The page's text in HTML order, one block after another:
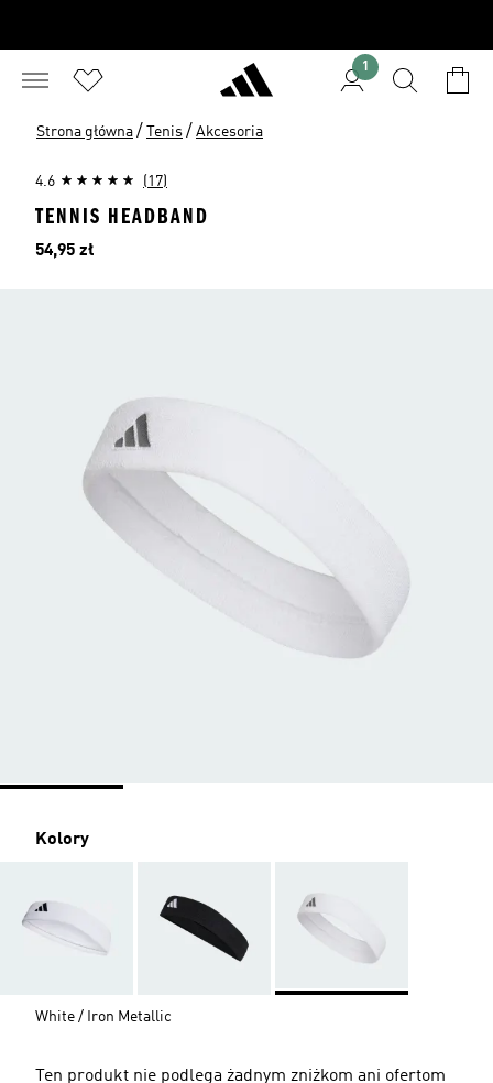
1
Strona główna / Tenis / Akcesoria
4.6 (17)
TENNIS HEADBAND
Cena
54,95 zł
Kolory
White / Iron Metallic
Ten produkt nie podlega żadnym zniżkom ani ofertom